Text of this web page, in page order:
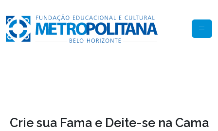
Crie sua Fama e Deite-se na Cama